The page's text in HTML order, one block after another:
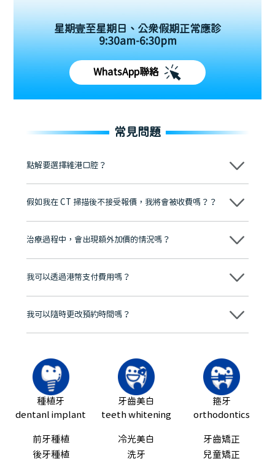
星期壹至星期日、公眾假期正常應診
9:30am-6:30pm
WhatsApp聯絡
常見問題
點解要選擇維港口腔？
維港口腔踐行「醫道濟世」的大學校訓，各分院匯聚來自香港、內地的
牌」、「2025香港企業領袖品牌」，是諾貝爾種植系統全球放心植牙中
至今已服務超過三十個國家和地區的顧客，受到粵港澳大灣區及周邊城
市市民極高的口碑評價及信任推薦 珠海、深圳設有八大分院，香港亦設
有咨詢及服務保障中心，有任何問題都可以隨時預約免費咨詢，讓人十
假如我在 CT 掃描後不接受報價，我將會被收費嗎？？
不會！只要未開始實際服務之前，你不會被收取任何費用。
治療過程中，會出現額外加價的情況嗎？
不會，治療前我們會詳細說明治療方案及對應的價錢，顧客同意並簽字
我可以透過港幣支付費用嗎？
可以。維港口腔會按照當日匯率轉算收取費用，而匯率會及時告知客人
我可以隨時更改預約時間嗎？
可以，請盡早通過wechat或whatsapp聯絡我們，告知我們你原本預約
種植牙
dentanl implant
前牙種植
後牙種植
牙齒美白
teeth whitening
冷光美白
洗牙
箍牙
orthodontics
牙齒矯正
兒童矯正